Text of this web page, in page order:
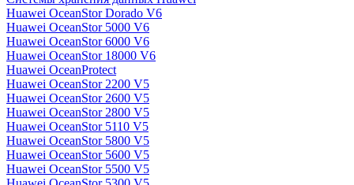
Huawei OceanStor Dorado V6
Huawei OceanStor 5000 V6
Huawei OceanStor 6000 V6
Huawei OceanStor 18000 V6
Huawei OceanProtect
Huawei OceanStor 2200 V5
Huawei OceanStor 2600 V5
Huawei OceanStor 2800 V5
Huawei OceanStor 5110 V5
Huawei OceanStor 5800 V5
Huawei OceanStor 5600 V5
Huawei OceanStor 5500 V5